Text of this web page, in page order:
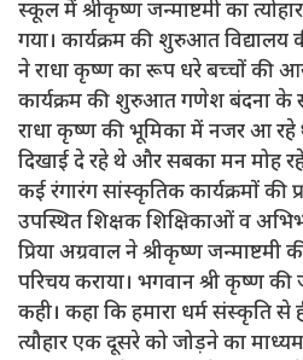
स्कूल में श्रीकृष्ण जन्माष्टमी का
गया। कार्यक्रम की शुरुआत विद्यालय की
ने राधा कृष्ण का रूप धरे बच्चों की
कार्यक्रम की शुरुआत गणेश बंदना के
राधा कृष्ण की भूमिका में नजर आ
दिखाई दे रहे थे और सबका मन मोह
कई रंगारंग सांस्कृतिक कार्यक्रमों की
उपस्थित शिक्षक शिक्षिकाओं व
प्रिया अग्रवाल ने श्रीकृष्ण जन्माष्टमी
परिचय कराया। भगवान श्री कृष्ण की
कही। कहा कि हमारा धर्म संस्कृति से
त्यौहार एक दूसरे को जोड़ने का